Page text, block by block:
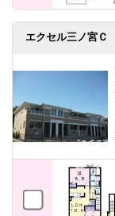
エクセル三ノ宮Ｃ